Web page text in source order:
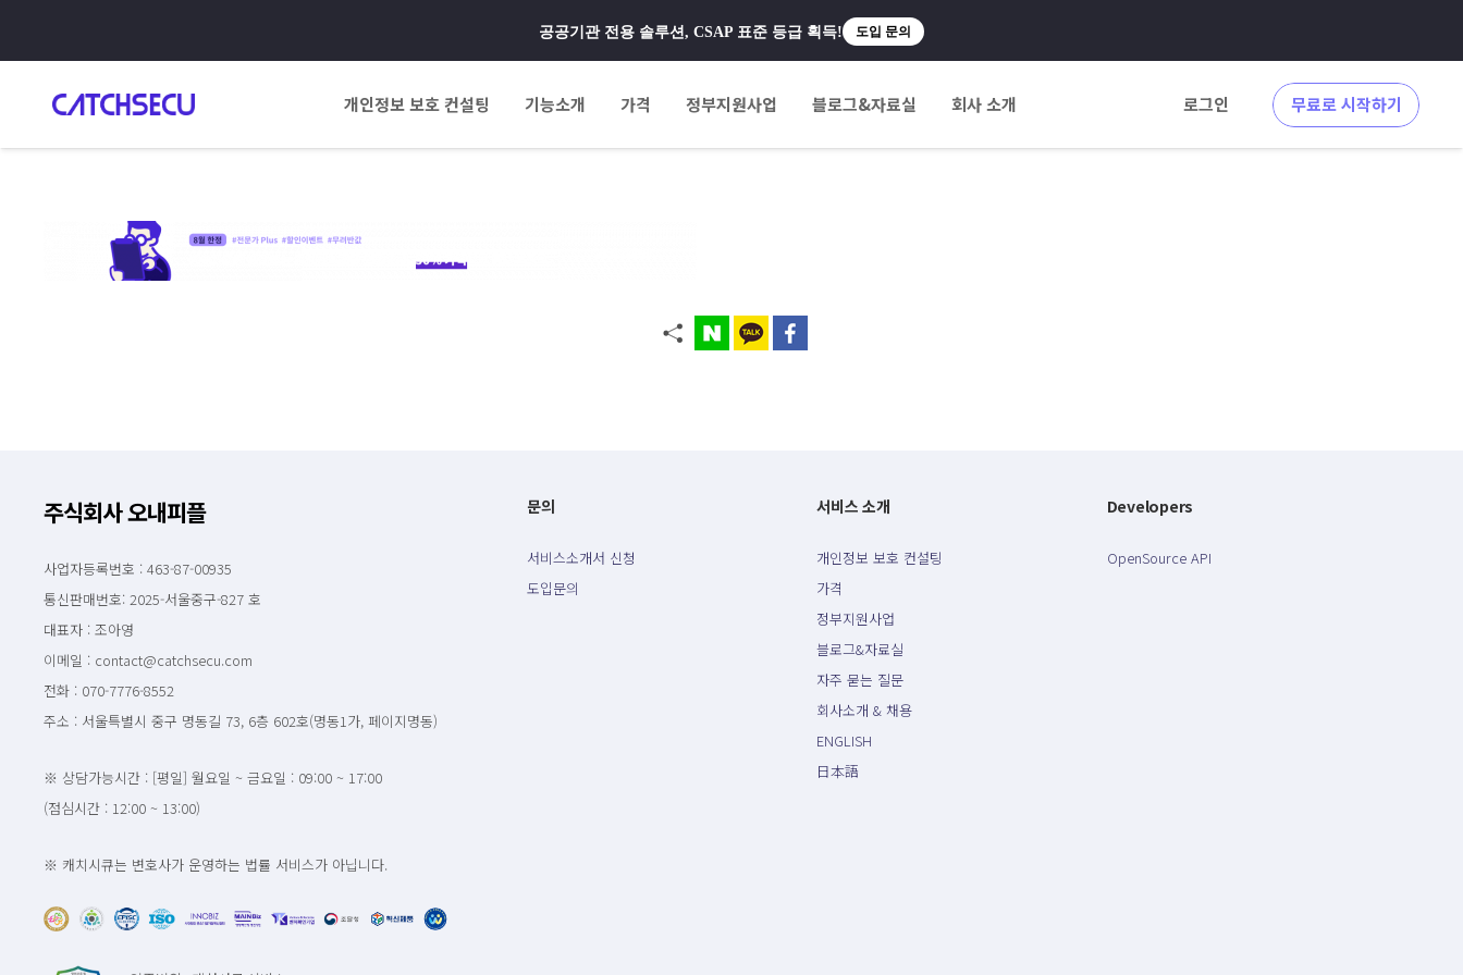
공공기관 전용 솔루션, CSAP 표준 등급 획득! 도입 문의
개인정보 보호 컨설팅 기능소개 가격 정부지원사업 블로그&자료실 회사 소개 로그인 무료로 시작하기
주식회사 오내피플
사업자등록번호 : 463-87-00935
통신판매번호: 2025-서울중구-827 호
대표자 : 조아영
이메일 : contact@catchsecu.com
전화 : 070-7776-8552
주소 : 서울특별시 중구 명동길 73, 6층 602호(명동1가, 페이지명동)
※ 상담가능시간 : [평일] 월요일 ~ 금요일 : 09:00 ~ 17:00
(점심시간 : 12:00 ~ 13:00)
※ 캐치시큐는 변호사가 운영하는 법률 서비스가 아닙니다.
문의
서비스소개서 신청
도입문의
서비스 소개
개인정보 보호 컨설팅
가격
정부지원사업
블로그&자료실
자주 묻는 질문
회사소개 & 채용
ENGLISH
日本語
Developers
OpenSource API